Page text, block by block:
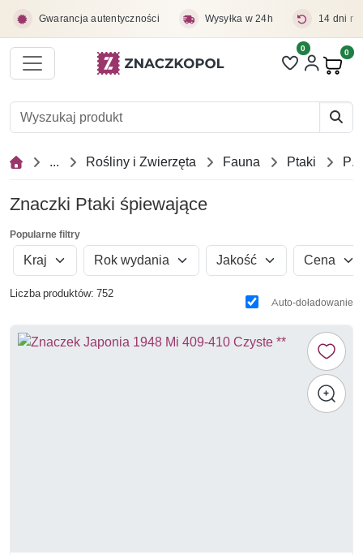
Gwarancja autentyczności Wysyłka w 24h 14 dni
Liczba pozycji
0 0
... Rośliny i Zwierzęta Fauna Ptaki
Znaczki Ptaki śpiewające
Popularne filtry
Kraj Rok wydania Jakość Cena
Liczba produktów: 752
Auto-doładowanie